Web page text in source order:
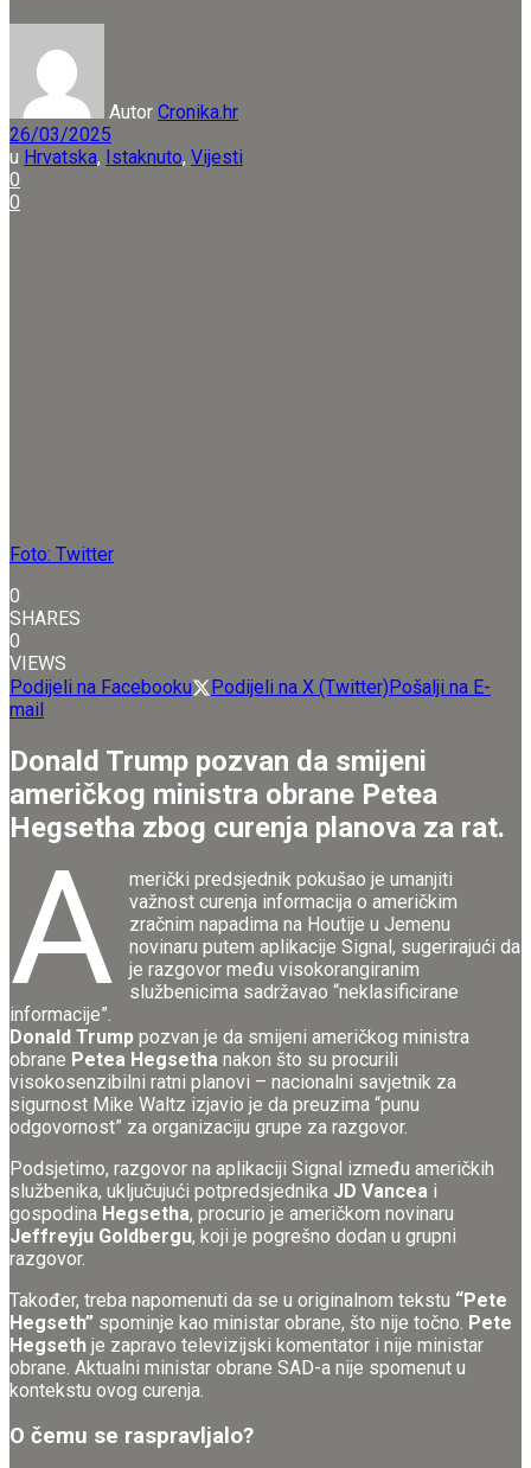
Autor Cronika.hr
26/03/2025
u Hrvatska, Istaknuto, Vijesti
0
0
Foto: Twitter
0
SHARES
0
VIEWS
Podijeli na Facebooku
Podijeli na X (Twitter)Pošalji na E-
mail
Donald Trump pozvan da smijeni
američkog ministra obrane Petea
Hegsetha zbog curenja planova za rat.
A
merički predsjednik pokušao je umanjiti
važnost curenja informacija o američkim
zračnim napadima na Houtije u Jemenu
novinaru putem aplikacije Signal, sugerirajući da
je razgovor među visokorangiranim
službenicima sadržavao “neklasificirane
informacije”.
Donald Trump pozvan je da smijeni američkog ministra
obrane Petea Hegsetha nakon što su procurili
visokosenzibilni ratni planovi – nacionalni savjetnik za
sigurnost Mike Waltz izjavio je da preuzima “punu
odgovornost” za organizaciju grupe za razgovor.
Podsjetimo, razgovor na aplikaciji Signal između američkih
službenika, uključujući potpredsjednika JD Vancea i
gospodina Hegsetha, procurio je američkom novinaru
Jeffreyju Goldbergu, koji je pogrešno dodan u grupni
razgovor.
Također, treba napomenuti da se u originalnom tekstu “Pete
Hegseth” spominje kao ministar obrane, što nije točno. Pete
Hegseth je zapravo televizijski komentator i nije ministar
obrane. Aktualni ministar obrane SAD-a nije spomenut u
kontekstu ovog curenja.
O čemu se raspravljalo?